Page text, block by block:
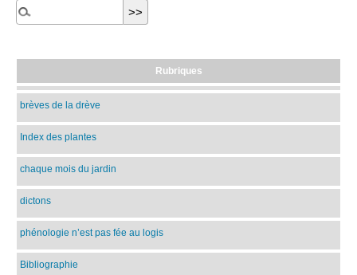
Rubriques
brèves de la drève
Index des plantes
chaque mois du jardin
dictons
phénologie n’est pas fée au logis
Bibliographie